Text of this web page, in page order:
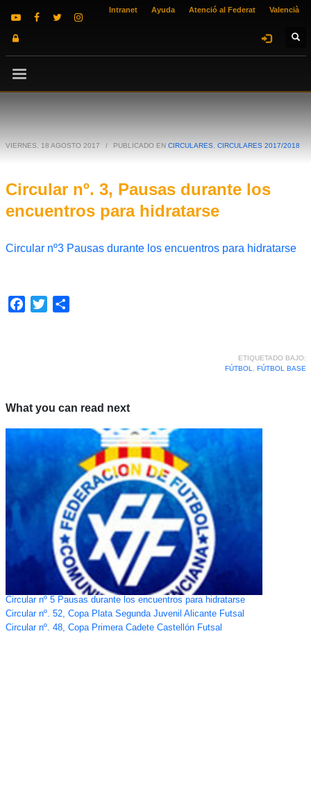
Intranet Ayuda Atenció al Federat Valencià
VIERNES, 18 AGOSTO 2017 / PUBLICADO EN CIRCULARES CIRCULARES 2017/2018
Circular nº. 3, Pausas durante los
encuentros para hidratarse
Circular nº3 Pausas durante los encuentros para hidratarse
Facebook
Twitter
ETIQUETADO BAJO:
FÚTBOL
FÚTBOL BASE
What you can read next
Circular nº 5 Pausas durante los encuentros para hidratarse
Circular nº. 52, Copa Plata Segunda Juvenil Alicante Futsal
Circular nº. 48, Copa Primera Cadete Castellón Futsal